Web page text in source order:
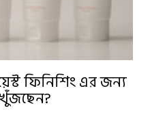
ফিনিশিং এর জন্য